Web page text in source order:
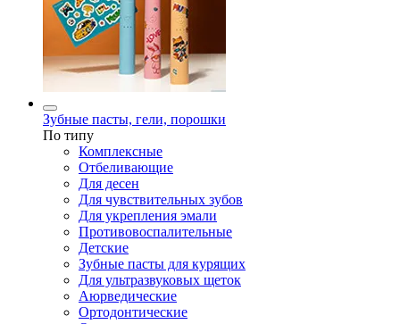
Зубные пасты, гели, порошки
По типу
Комплексные
Отбеливающие
Для десен
Для чувствительных зубов
Для укрепления эмали
Противовоспалительные
Детские
Зубные пасты для курящих
Для ультразвуковых щеток
Аюрведические
Ортодонтические